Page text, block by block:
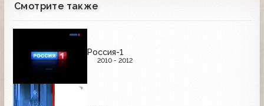
Смотрите также
Россия-1
2010 - 2012